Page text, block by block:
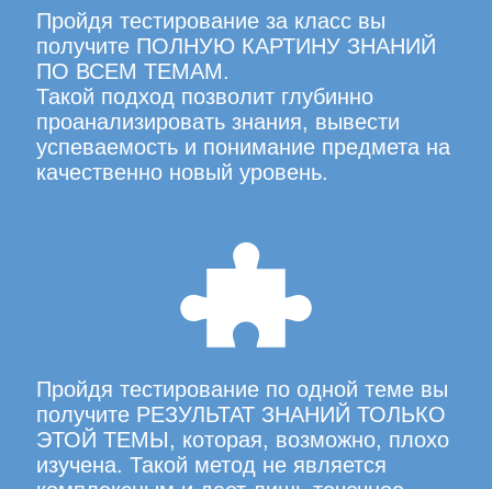
Пройдя тестирование за класс вы
получите ПОЛНУЮ КАРТИНУ ЗНАНИЙ
ПО ВСЕМ ТЕМАМ.
Такой подход позволит глубинно
проанализировать знания, вывести
успеваемость и понимание предмета на
качественно новый уровень.
Пройдя тестирование по одной теме вы
получите РЕЗУЛЬТАТ ЗНАНИЙ ТОЛЬКО
ЭТОЙ ТЕМЫ, которая, возможно, плохо
изучена. Такой метод не является